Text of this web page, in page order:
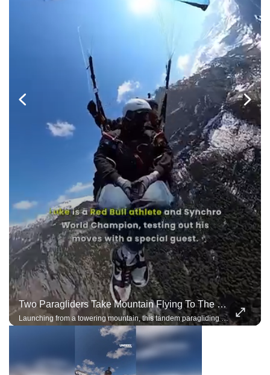
Two Paragliders Take Mountain Flying To The Next Level
Launching from a towering mountain, this tandem paragliding team performs breathtaking acro maneuvers under a single wing, demonstrating incredible trust, precision, and control.